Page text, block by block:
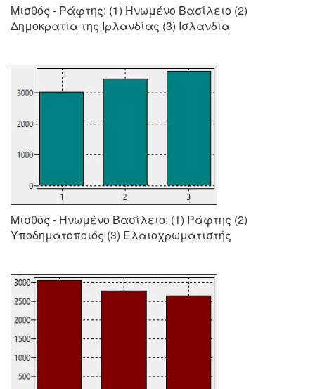
Μισθός - Ράφτης: (1) Ηνωμένο Βασίλειο (2)
Δημοκρατία της Ιρλανδίας (3) Ισλανδία
Μισθός - Ηνωμένο Βασίλειο: (1) Ράφτης (2)
Υποδηματοποιός (3) Ελαιοχρωματιστής